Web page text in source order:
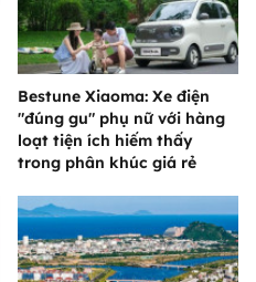
Bestune Xiaoma: Xe điện
"đúng gu" phụ nữ với hàng
loạt tiện ích hiếm thấy
trong phân khúc giá rẻ